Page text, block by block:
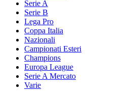
Serie A
Serie B
Lega Pro
Coppa Italia
Nazionali
Campionati Esteri
Champions
Europa League
Serie A Mercato
Varie